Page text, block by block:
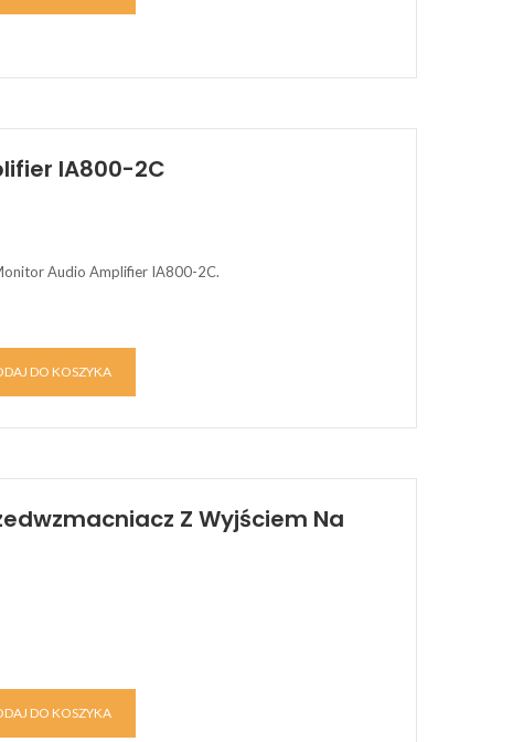
IA800-2C
Audio Amplifier IA800-2C.
DO KOSZYKA
Z Wyjściem Na
DO KOSZYKA